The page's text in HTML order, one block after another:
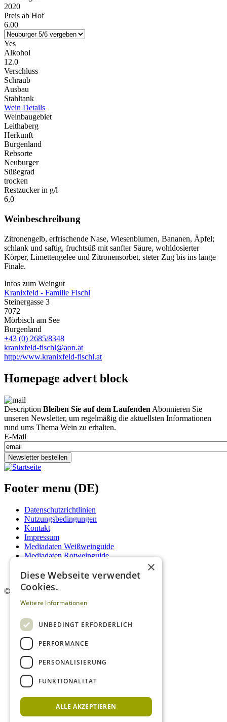
2020
Preis ab Hof
6.00
Yes
Alkohol
12.0
Verschluss
Schraub
Ausbau
Stahltank
Wein Details
Weinbaugebiet
Leithaberg
Herkunft
Burgenland
Rebsorte
Neuburger
Süßegrad
trocken
Restzucker in g/l
6,0
Weinbeschreibung
Zitronengelb, erfrischende Nase, Wiesenblumen, Bananen, Äpfel;
schlank und saftig, fruchtsüß mit sanfter Säure, wohldosierter
Körper, Limettengelee und Zitronensorbet, steter Zug bis ins lange
Finale.
Infos zum Weingut
Kranixfeld - Familie Fischl
Steinergasse 3
7072
Mörbisch am See
Burgenland
+43 (0) 2685/8348
kranixfeld-fischl@aon.at
http://www.kranixfeld-fischl.at
Homepage advert block
Description Bleiben Sie auf dem Laufenden Abonnieren Sie
unseren Newsletter, um regelmäßig die aktuellsten Informationen
rund ums Thema Wein zu erhalten.
E-Mail
Newsletter bestellen
Footer menu (DE)
Datenschutzrichtlinien
Nutzungsbedingungen
Kontakt
Impressum
Mediadaten Weißweinguide
Mediadaten Rotweinguide
Newsletter
© 2026. Alle Rechte vorbehalten.
×
Diese Webseite verwendet
Cookies.
Weitere Informationen
UNBEDINGT ERFORDERLICH
PERFORMANCE
PERSONALISIERUNG
FUNKTIONALITÄT
ALLE AKZEPTIEREN